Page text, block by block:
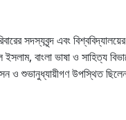
সদস্যবৃন্দ এবং
বাংলা ভাষা ও সাহিত্য
ও শুভানুধ্যায়ীগণ উপস্থিত